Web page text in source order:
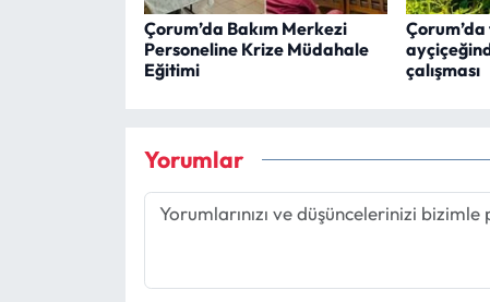
Çorum’da Bakım Merkezi
Personeline Krize Müdahale
Eğitimi
çalışması
Yorumlar